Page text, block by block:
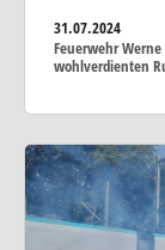
31.07.2024
Feuerwehr
wohlverdienten